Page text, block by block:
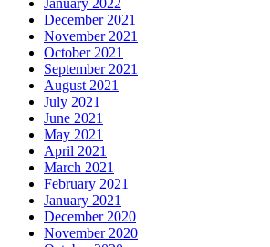
December 2021
November 2021
October 2021
September 2021
August 2021
July 2021
June 2021
May 2021
April 2021
March 2021
February 2021
January 2021
December 2020
November 2020